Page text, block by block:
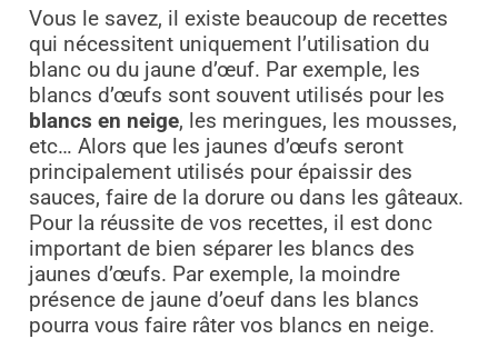
Vous le savez, i l existe beaucoup de recettes
qui nécessitent uniquement l’utilisation du
blanc ou du jaune d’œuf. Par exemple, les
blancs d’œufs sont souvent utilisés pour les
blancs en neige, les meringues, les mousses,
etc… Alors que les jaunes d’œufs seront
principalement utilisés pour épaissir des
sauces, faire de la dorure ou dans les gâteaux.
Pour la réussite de vos recettes, il est donc
important de bien séparer les blancs des
jaunes d’œufs. Par exemple, la moindre
présence de jaune d’oeuf dans les blancs
pourra vous faire râter vos blancs en neige.